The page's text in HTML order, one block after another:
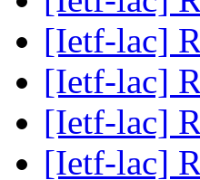
[Ietf-lac]
[Ietf-lac]
[Ietf-lac]
[Ietf-lac]